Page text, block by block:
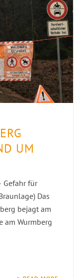
UM
Gefahr für
Das
bejagt am
am Wurmberg